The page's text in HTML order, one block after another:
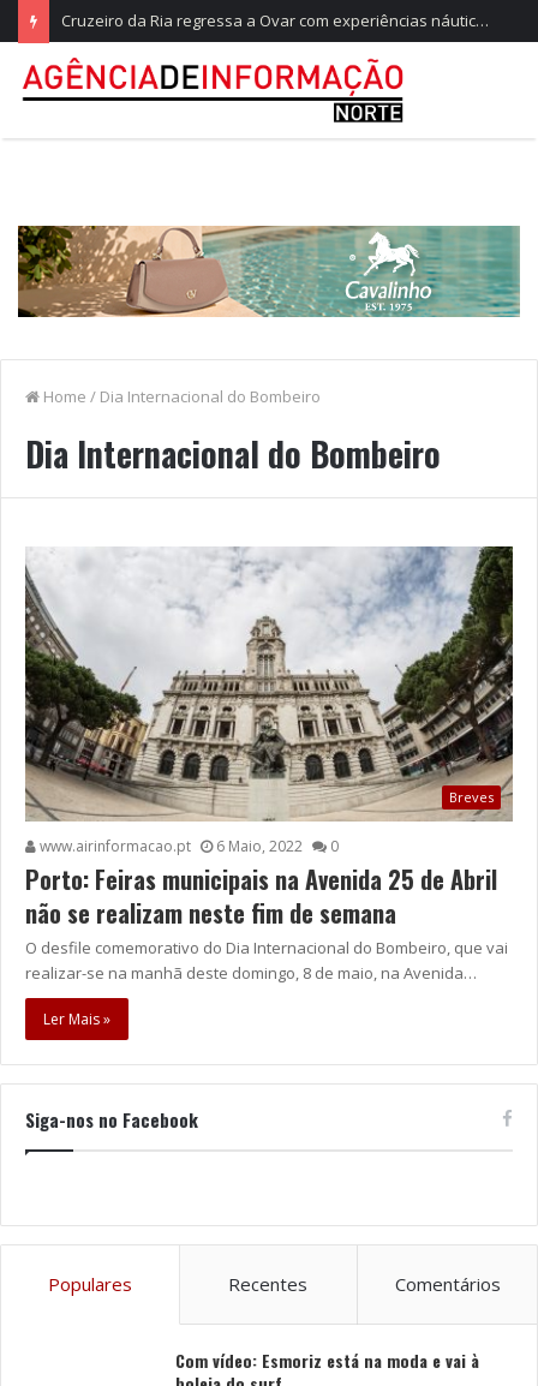
Cruzeiro da Ria regressa a Ovar com experiências náuticas e observação de aves
Home / Dia Internacional do Bombeiro
Dia Internacional do Bombeiro
Breves
www.airinformacao.pt 6 Maio, 2022 0
Porto: Feiras municipais na Avenida 25 de Abril
não se realizam neste fim de semana
O desfile comemorativo do Dia Internacional do Bombeiro, que vai
realizar-se na manhã deste domingo, 8 de maio, na Avenida…
Ler Mais »
Siga-nos no Facebook
Populares Recentes Comentários
Com vídeo: Esmoriz está na moda e vai à